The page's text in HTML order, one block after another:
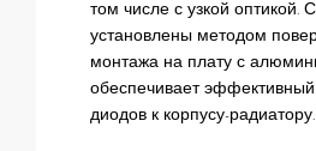
том числе с узкой оптикой.
установлены методом
монтажа на плату с
обеспечивает эффективный
диодов к корпусу-радиатору.